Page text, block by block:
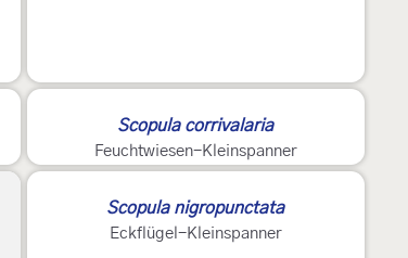
Scopula corrivalaria
Feuchtwiesen-Kleinspanner
Scopula nigropunctata
Eckflügel-Kleinspanner